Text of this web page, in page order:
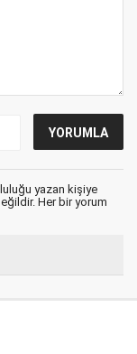
yazan kişiye
Her bir yorum